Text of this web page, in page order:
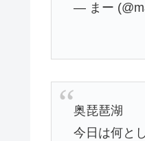
— まー
奥琵琶湖
今日は何と